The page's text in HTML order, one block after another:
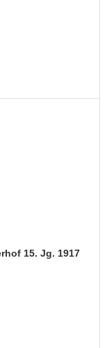
15. Jg. 1917